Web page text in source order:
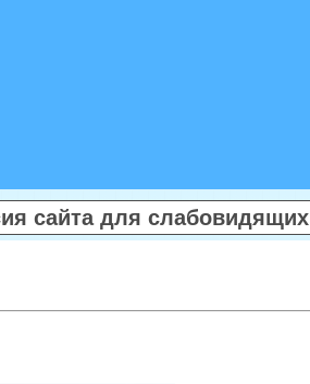
сайта для слабовидящих